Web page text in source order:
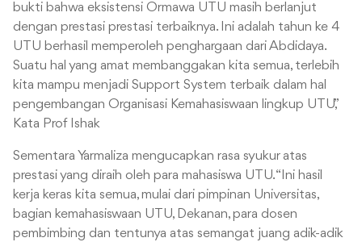
bukti bahwa eksistensi Ormawa UTU masih berlanjut
dengan prestasi prestasi terbaiknya. Ini adalah tahun ke 4
UTU berhasil memperoleh penghargaan dari Abdidaya.
Suatu hal yang amat membanggakan kita semua, terlebih
kita mampu menjadi Support System terbaik dalam hal
pengembangan Organisasi Kemahasiswaan lingkup UTU,”
Kata Prof Ishak
Sementara Yarmaliza mengucapkan rasa syukur atas
prestasi yang diraih oleh para mahasiswa UTU. “Ini hasil
kerja keras kita semua, mulai dari pimpinan Universitas,
bagian kemahasiswaan UTU, Dekanan, para dosen
pembimbing dan tentunya atas semangat juang adik-adik